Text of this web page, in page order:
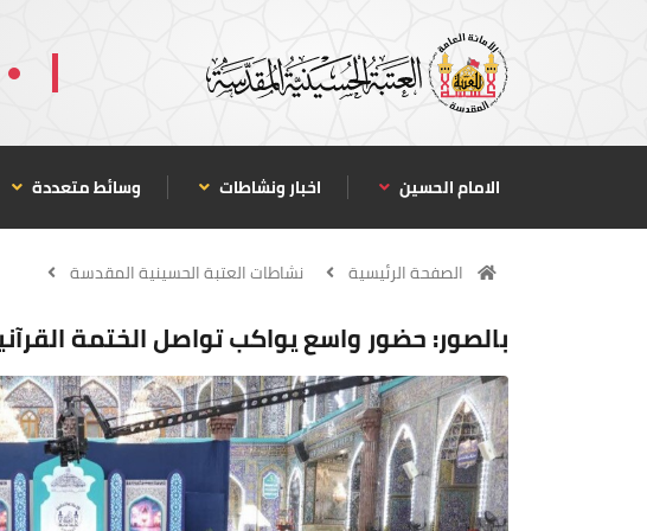
الامام الحسين اخبار ونشاطات وسائط متعددة
الصفحة الرئيسية نشاطات العتبة الحسينية المقدسة
بالصور: حضور واسع يواكب تواصل الختمة